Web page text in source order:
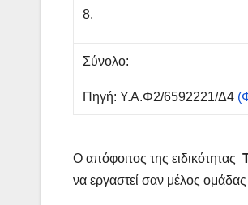
8.
Σύνολο:
Πηγή: Y.A.Φ2/6592221/Δ4
Ο απόφοιτος της ειδικότητας
να εργαστεί σαν μέλος